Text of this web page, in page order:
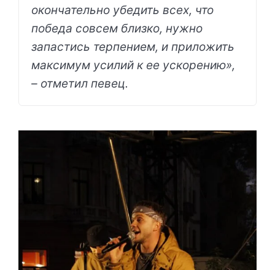
окончательно убедить всех, что
победа совсем близко, нужно
запастись терпением, и приложить
максимум усилий к ее ускорению»,
– отметил певец.